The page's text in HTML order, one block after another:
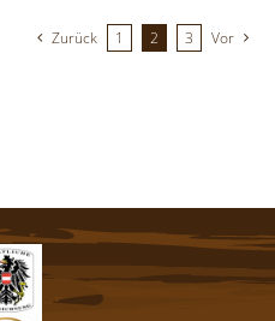
Zurück 1 2 3 Vor